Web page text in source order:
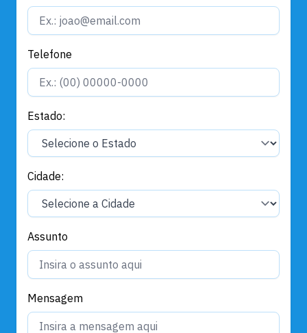
Telefone
Estado:
Cidade:
Assunto
Mensagem